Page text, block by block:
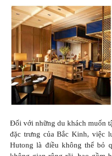
Đối với những du khách muốn
đặc trưng của Bắc Kinh, việc
Hutong là điều không thể bỏ